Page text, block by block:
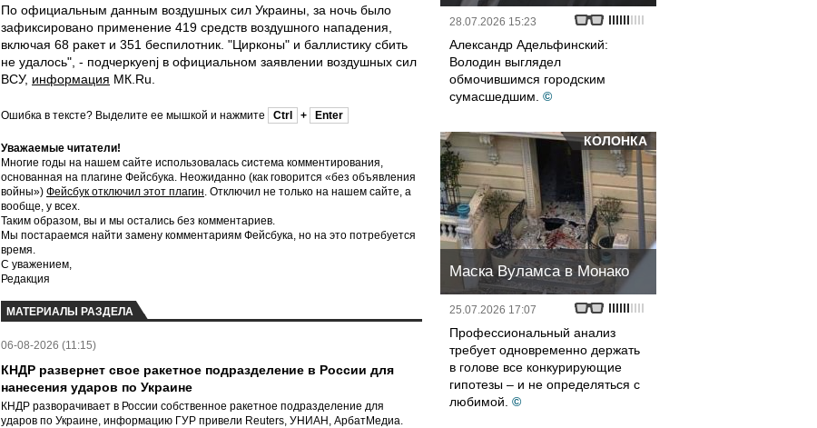
По официальным данным воздушных сил Украины, за ночь было
зафиксировано применение 419 средств воздушного нападения,
включая 68 ракет и 351 беспилотник. "Цирконы" и баллистику сбить
не удалось", - подчеркyenj в официальном заявлении воздушных сил
ВСУ, информация МК.Ru.
Ошибка в тексте? Выделите ее мышкой и нажмите Ctrl + Enter
Уважаемые читатели!
Многие годы на нашем сайте использовалась система комментирования,
основанная на плагине Фейсбука. Неожиданно (как говорится «без объявления
войны») Фейсбук отключил этот плагин. Отключил не только на нашем сайте, а
вообще, у всех.
Таким образом, вы и мы остались без комментариев.
Мы постараемся найти замену комментариям Фейсбука, но на это потребуется
время.
С уважением,
Редакция
МАТЕРИАЛЫ РАЗДЕЛА
06-08-2026 (11:15)
КНДР развернет свое ракетное подразделение в России для
нанесения ударов по Украине
КНДР разворачивает в России собственное ракетное подразделение для
ударов по Украине, информацию ГУР привели Reuters, УНИАН, АрбатМедиа.
28.07.2026 15:23
Александр Адельфинский:
Володин выглядел
обмочившимся городским
сумасшедшим. ©
КОЛОНКА
Маска Вуламса в Монако
25.07.2026 17:07
Профессиональный анализ
требует одновременно держать
в голове все конкурирующие
гипотезы – и не определяться с
любимой. ©